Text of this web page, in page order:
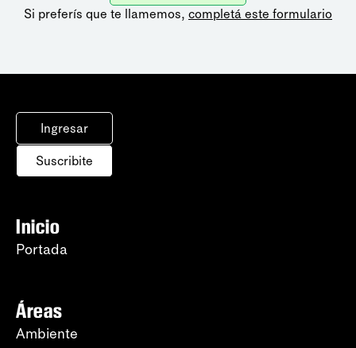
Si preferís que te llamemos, completá este formulario
Ingresar
Suscribite
Inicio
Portada
Áreas
Ambiente